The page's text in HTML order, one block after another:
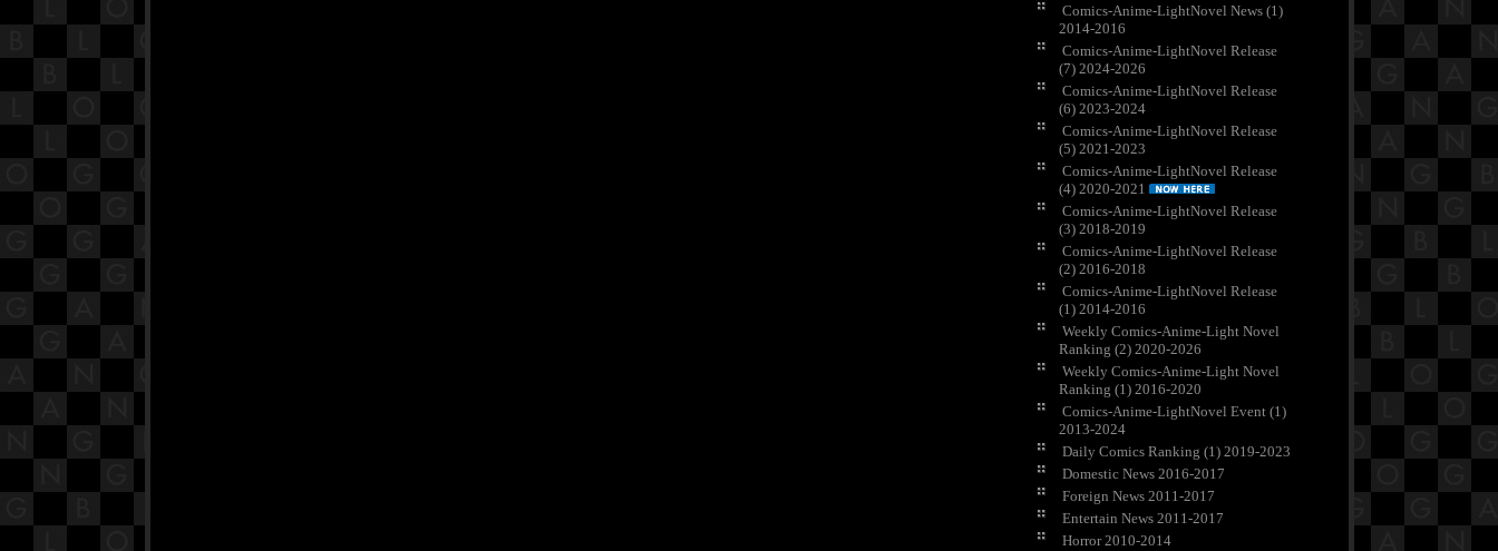
Comics-Anime-LightNovel News (1)
2014-2016
Comics-Anime-LightNovel Release
(7) 2024-2026
Comics-Anime-LightNovel Release
(6) 2023-2024
Comics-Anime-LightNovel Release
(5) 2021-2023
Comics-Anime-LightNovel Release
(4) 2020-2021
Comics-Anime-LightNovel Release
(3) 2018-2019
Comics-Anime-LightNovel Release
(2) 2016-2018
Comics-Anime-LightNovel Release
(1) 2014-2016
Weekly Comics-Anime-Light Novel
Ranking (2) 2020-2026
Weekly Comics-Anime-Light Novel
Ranking (1) 2016-2020
Comics-Anime-LightNovel Event (1)
2013-2024
Daily Comics Ranking (1) 2019-2023
Domestic News 2016-2017
Foreign News 2011-2017
Entertain News 2011-2017
Horror 2010-2014